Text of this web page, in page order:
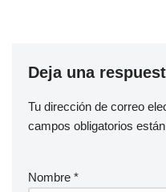
Deja una
Tu dirección de correo
campos obligatorios
Nombre *